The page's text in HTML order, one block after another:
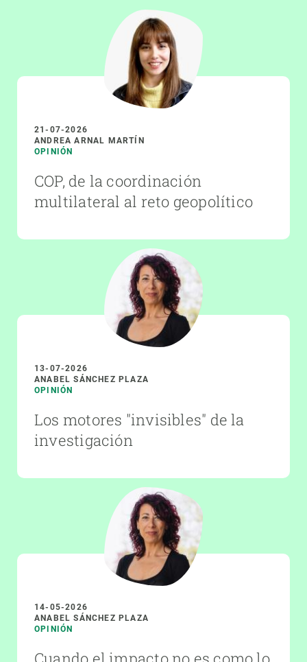
21-07-2026
ANDREA ARNAL MARTÍN
OPINIÓN
COP, de la coordinación
multilateral al reto geopolítico
13-07-2026
ANABEL SÁNCHEZ PLAZA
OPINIÓN
Los motores "invisibles" de la
investigación
14-05-2026
ANABEL SÁNCHEZ PLAZA
OPINIÓN
Cuando el impacto no es como lo